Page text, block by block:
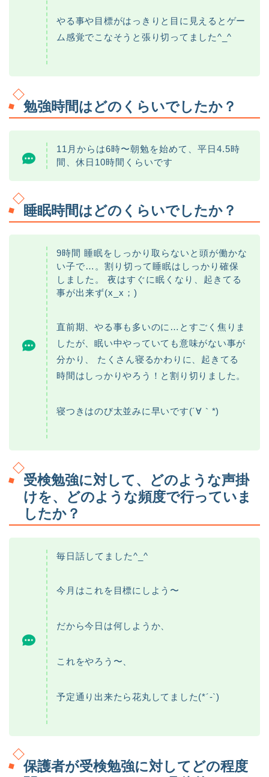
やる事や目標がはっきりと目に見えるとゲー
ム感覚でこなそうと張り切ってました^_^
勉強時間はどのくらいでしたか？
11月からは6時〜朝勉を始めて、平日4.5時
間、休日10時間くらいです
睡眠時間はどのくらいでしたか？
9時間 睡眠をしっかり取らないと頭が働かな
い子で…。割り切って睡眠はしっかり確保
しました。 夜はすぐに眠くなり、起きてる
事が出来ず(x_x；)
直前期、やる事も多いのに…とすごく焦りま
したが、眠い中やっていても意味がない事が
分かり、 たくさん寝るかわりに、起きてる
時間はしっかりやろう！と割り切りました。
寝つきはのび太並みに早いです(´∀｀*)
受検勉強に対して、どのような声掛
けを、どのような頻度で行っていま
したか？
毎日話してました^_^
今月はこれを目標にしよう〜
だから今日は何しようか、
これをやろう〜、
予定通り出来たら花丸してました(*´-`)
保護者が受検勉強に対してどの程度